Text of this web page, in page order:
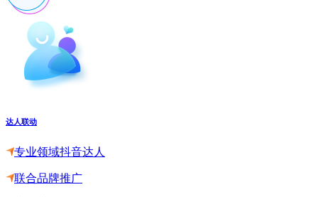
达人联动
专业领域抖音达人
联合品牌推广